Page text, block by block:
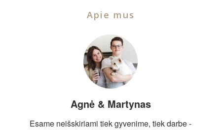
Apie mus
Agnė & Martynas
Esame neišskiriami tiek gyvenime, tiek darbe -